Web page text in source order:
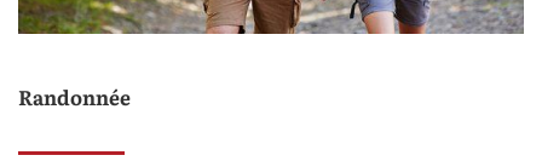
Randonnée